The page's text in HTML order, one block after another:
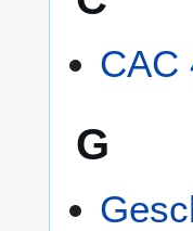
CAC
G